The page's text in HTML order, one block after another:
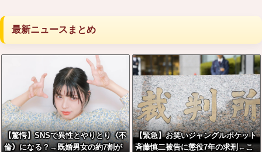
最新ニュースまとめ
【驚愕】SNSで異性とやりとり《不
倫》になる？→既婚男女の約7割が
【緊急】お笑いジャングルポケット
斉藤慎二被告に懲役7年の求刑←こ